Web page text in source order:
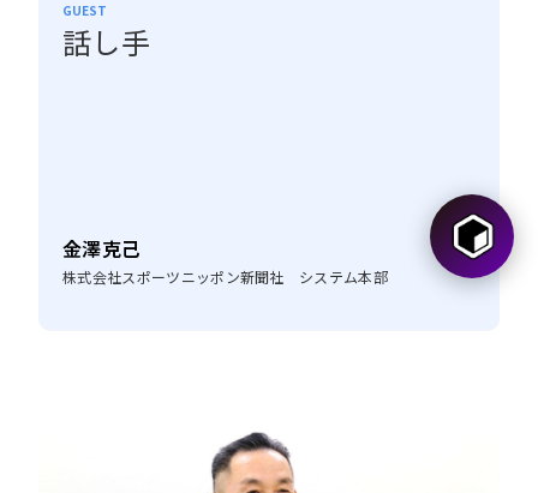
GUEST
話し手
金澤克己
株式会社スポーツニッポン新聞社 システム本部